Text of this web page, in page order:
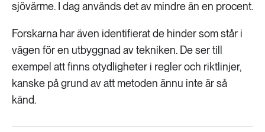
sjövärme. I dag används det av mindre än en procent.
Forskarna har även identifierat de hinder som står i
vägen för en utbyggnad av tekniken. De ser till
exempel att finns otydligheter i regler och riktlinjer,
kanske på grund av att metoden ännu inte är så
känd.